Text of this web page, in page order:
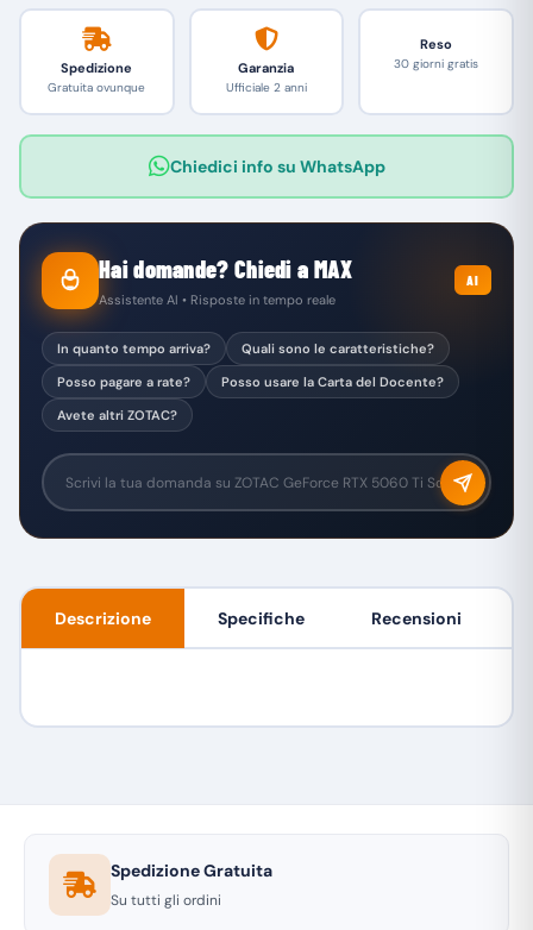
Spedizione
Gratuita ovunque
Garanzia
Ufficiale 2 anni
Reso
30 giorni gratis
Chiedici info su WhatsApp
Hai domande? Chiedi a MAX
Assistente AI • Risposte in tempo reale
AI
In quanto tempo arriva?
Quali sono le caratteristiche?
Posso pagare a rate?
Posso usare la Carta del Docente?
Avete altri ZOTAC?
Descrizione Specifiche Recensioni
Spedizione Gratuita
Su tutti gli ordini